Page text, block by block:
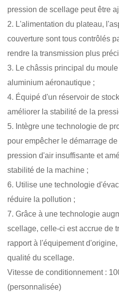
pression de scellage peut être
2. L'alimentation du plateau,
couverture sont tous contrôlés
rendre la transmission plus
3. Le châssis principal du
aluminium aéronautique ;
4. Équipé d'un réservoir de
améliorer la stabilité de la
5. Intègre une technologie de
pour empêcher le démarrage
pression d'air insuffisante et
stabilité de la machine ;
6. Utilise une technologie
réduire la pollution ;
7. Grâce à une technologie
scellage, celle-ci est accrue de
rapport à l'équipement
qualité du scellage.
Vitesse de conditionnement :
(personnalisée)